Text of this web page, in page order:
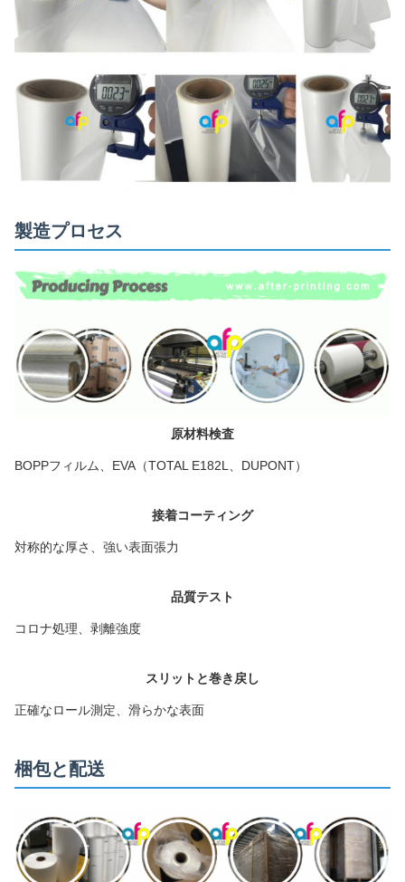
製造プロセス
原材料検査
BOPPフィルム、EVA（TOTAL E182L、DUPONT）
接着コーティング
対称的な厚さ、強い表面張力
品質テスト
コロナ処理、剥離強度
スリットと巻き戻し
正確なロール測定、滑らかな表面
梱包と配送